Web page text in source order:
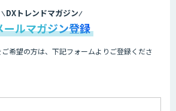
DXトレンドマガジン
ールマガジン登録
希望の方は、下記フォームよりご登録くださ